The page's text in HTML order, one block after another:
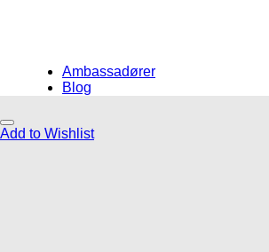
Ambassadører
Blog
Måske kunne nogle af
Add to Wishlist